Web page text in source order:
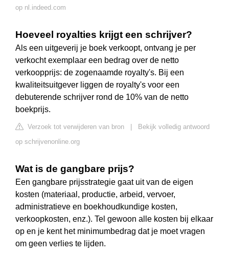
op nl.indeed.com
Hoeveel royalties krijgt een schrijver?
Als een uitgeverij je boek verkoopt, ontvang je per
verkocht exemplaar een bedrag over de netto
verkoopprijs: de zogenaamde royalty's. Bij een
kwaliteitsuitgever liggen de royalty's voor een
debuterende schrijver rond de 10% van de netto
boekprijs.
Verzoek tot verwijderen van bron
Bekijk volledig antwoord
op schrijvenonline.org
Wat is de gangbare prijs?
Een gangbare prijsstrategie gaat uit van de eigen
kosten (materiaal, productie, arbeid, vervoer,
administratieve en boekhoudkundige kosten,
verkoopkosten, enz.). Tel gewoon alle kosten bij elkaar
op en je kent het minimumbedrag dat je moet vragen
om geen verlies te lijden.